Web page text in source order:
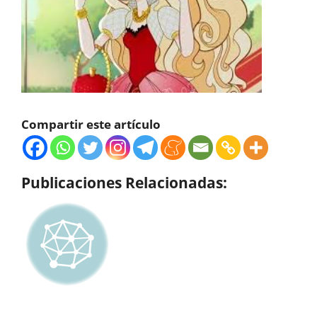
Compartir este artículo
Publicaciones Relacionadas: